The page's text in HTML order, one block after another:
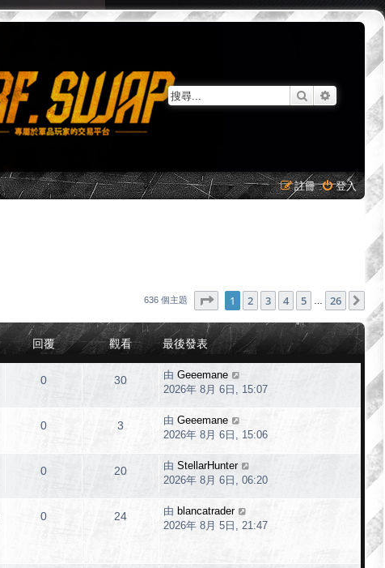
搜尋
登入
註冊
636 個主題 1頁 (共 26 頁)
1 2 3 4 5 26 下
回覆 觀看 最後發表
0 30 由 Geeemane
2026年 8月 6日, 15:07
0 3 由 Geeemane
2026年 8月 6日, 15:06
0 20 由 StellarHunter
2026年 8月 6日, 06:20
0 24 由 blancatrader
2026年 8月 5日, 21:47